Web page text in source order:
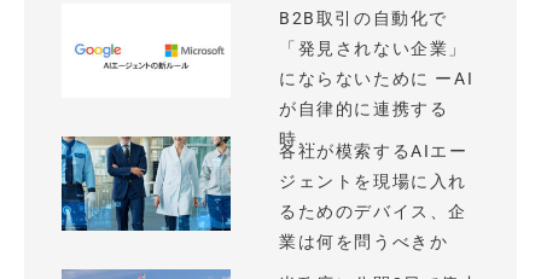
B2B取引の自動化で
「発見されない企業」
にならないために ーAI
が自律的に連携する
時...
各社が模索するAIエー
ジェントを現場に入れ
るためのデバイス、企
業は何を問うべきか